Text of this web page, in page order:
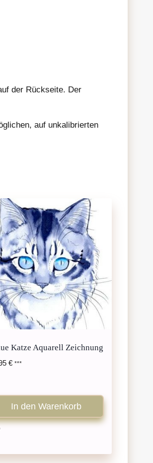
der Rückseite. Der
auf unkalibrierten
Katze Aquarell Zeichnung
€ ***
In den Warenkorb